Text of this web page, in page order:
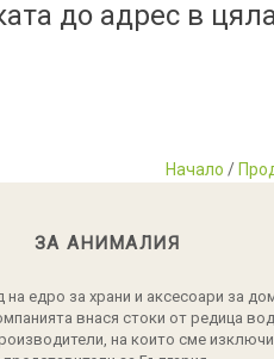
до адрес в
Начало /
ЗА АНИМАЛИЯ
на едро за храни и аксесоари за
внася стоки от редица
на които сме